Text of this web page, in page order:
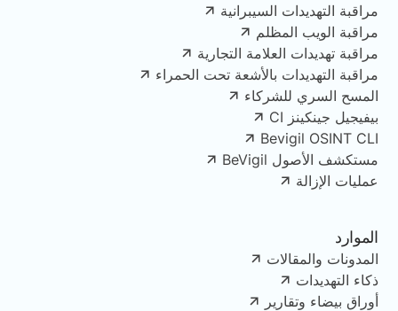
مراقبة التهديدات السيبرانية
مراقبة الويب المظلم
مراقبة تهديدات العلامة التجارية
مراقبة التهديدات بالأشعة تحت الحمراء
المسح السري للشركاء
بيفيجيل جينكينز CI
Bevigil OSINT CLI
مستكشف الأصول BeVigil
عمليات الإزالة
الموارد
المدونات والمقالات
ذكاء التهديدات
أوراق بيضاء وتقارير